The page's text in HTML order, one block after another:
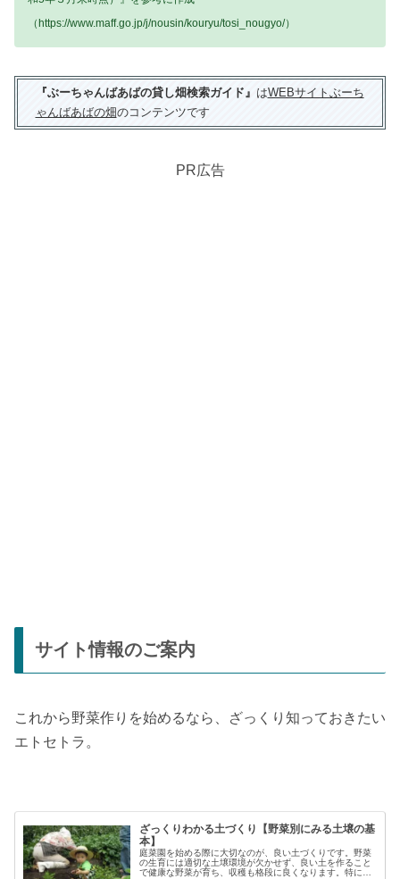
（https://www.maff.go.jp/j/nousin/kouryu/tosi_nougyo/）
『ぶーちゃんばあばの貸し畑検索ガイド』 はWEBサイトぶーち
ゃんばあばの畑のコンテンツです
PR広告
サイト情報のご案内
これから野菜作りを始めるなら、ざっくり知っておきたい
エトセトラ。
ざっくりわかる土づくり【野菜別にみる土壌の基
本】
庭菜園を始める際に大切なのが、良い土づくりです。野菜
の生育には適切な土壌環境が欠かせず、良い土を作ること
で健康な野菜が育ち、収穫も格段に良くなります。特に初